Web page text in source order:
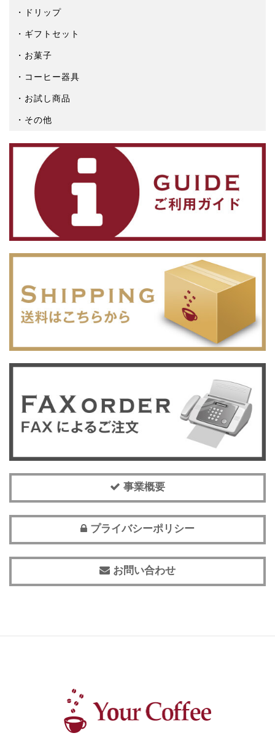
ドリップ
ギフトセット
お菓子
コーヒー器具
お試し商品
その他
事業概要
プライバシーポリシー
お問い合わせ